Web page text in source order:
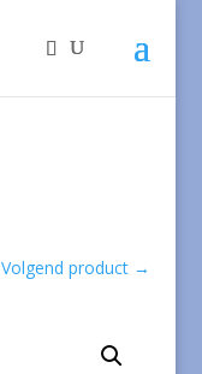
Volgend product →